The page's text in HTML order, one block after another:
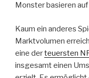
Monster basieren
Kaum ein anderes
Marktvolumen
eine derteuersten
insgesamt einen